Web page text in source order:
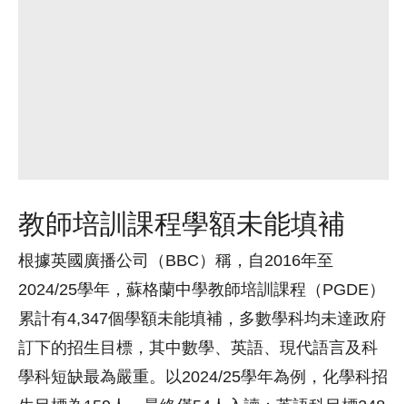
教師培訓課程學額未能填補
根據英國廣播公司（BBC）稱，自2016年至
2024/25學年，蘇格蘭中學教師培訓課程（PGDE）
累計有4,347個學額未能填補，多數學科均未達政府
訂下的招生目標，其中數學、英語、現代語言及科
學科短缺最為嚴重。以2024/25學年為例，化學科招